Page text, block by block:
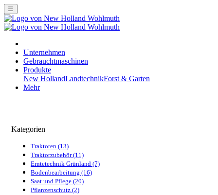
☰
Unternehmen
Gebrauchtmaschinen
Produkte
New HollandLandtechnikForst & Garten
Mehr
Kategorien
Traktoren (13)
Traktorzubehör (11)
Erntetechnik Grünland (7)
Bodenbearbeitung (16)
Saat und Pflege (20)
Pflanzenschutz (2)